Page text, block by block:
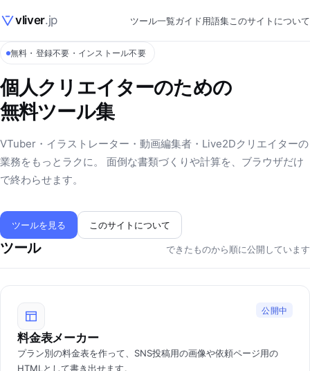
vliver.jp ツール一覧ガイド用語集このサイトについて
無料・登録不要・インストール不要
個人クリエイターのための
無料ツール集
VTuber・イラストレーター・動画編集者・Live2Dクリエイターの
業務をもっとラクに。 面倒な書類づくりや計算を、ブラウザだけ
で終わらせます。
ツールを見る このサイトについて
ツール できたものから順に公開しています
公開中
料金表メーカー
プラン別の料金表を作って、SNS投稿用の画像や依頼ページ用の
HTMLとして書き出せます。